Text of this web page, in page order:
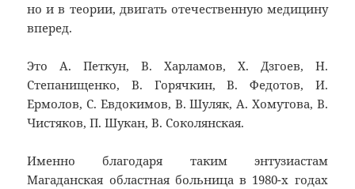
но и в теории, двигать отечественную медицину
вперед.
Это А. Петкун, В. Харламов, Х. Дзгоев, Н.
Степанищенко, В. Горячкин, В. Федотов, И.
Ермолов, С. Евдокимов, В. Шуляк, А. Хомутова, В.
Чистяков, П. Шукан, В. Соколянская.
Именно благодаря таким энтузиастам
Магаданская областная больница в 1980-х годах